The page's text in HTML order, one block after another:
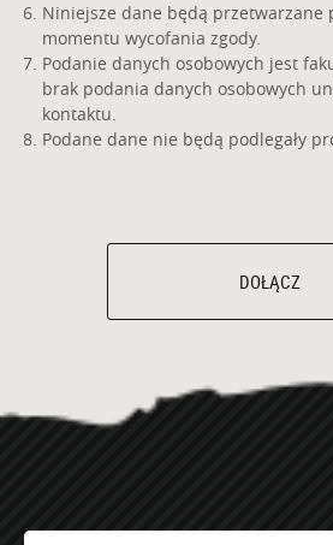
Niniejsze dane będą przetwarzane
momentu wycofania zgody.
Podanie danych osobowych jest
brak podania danych osobowych
kontaktu.
Podane dane nie będą podlegały
DOŁĄCZ